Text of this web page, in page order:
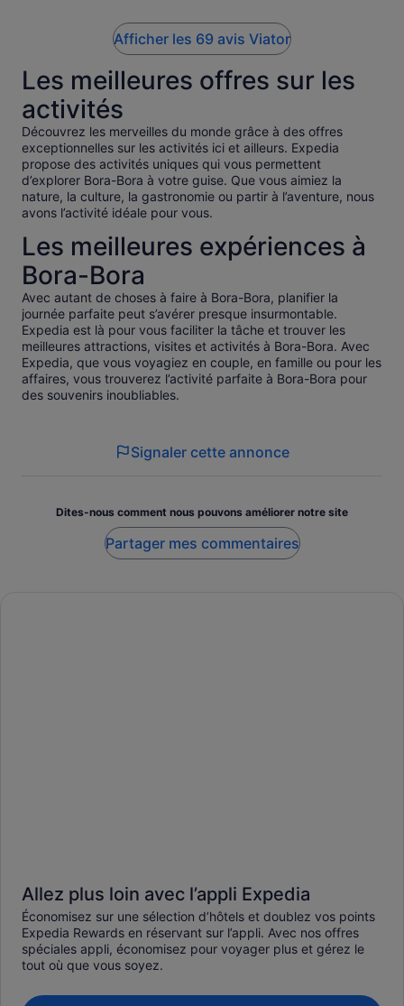
Afficher les 69 avis Viator
Les meilleures offres sur les
activités
Découvrez les merveilles du monde grâce à des offres
exceptionnelles sur les activités ici et ailleurs. Expedia
propose des activités uniques qui vous permettent
d’explorer Bora-Bora à votre guise. Que vous aimiez la
nature, la culture, la gastronomie ou partir à l’aventure, nous
avons l’activité idéale pour vous.
Les meilleures expériences à
Bora-Bora
Avec autant de choses à faire à Bora-Bora, planifier la
journée parfaite peut s’avérer presque insurmontable.
Expedia est là pour vous faciliter la tâche et trouver les
meilleures attractions, visites et activités à Bora-Bora. Avec
Expedia, que vous voyagiez en couple, en famille ou pour les
affaires, vous trouverez l’activité parfaite à Bora-Bora pour
des souvenirs inoubliables.
Signaler cette annonce
Dites-nous comment nous pouvons améliorer notre site
Partager mes commentaires
Allez plus loin avec l’appli Expedia
Économisez sur une sélection d’hôtels et doublez vos points
Expedia Rewards en réservant sur l’appli. Avec nos offres
spéciales appli, économisez pour voyager plus et gérez le
tout où que vous soyez.